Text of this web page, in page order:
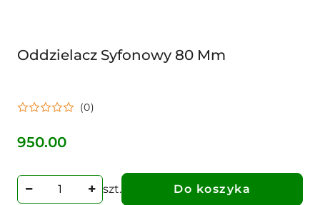
Oddzielacz Syfonowy 80 Mm
(0)
Cena:
950.00
szt. Do koszyka